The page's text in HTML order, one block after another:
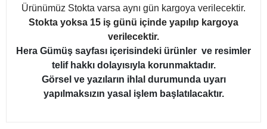
Ürünümüz Stokta varsa aynı gün kargoya verilecektir.
Stokta yoksa 15 iş günü içinde yapılıp kargoya
verilecektir.
Hera Gümüş sayfası içerisindeki ürünler ve resimler
telif hakkı dolayısıyla korunmaktadır.
Görsel ve yazıların ihlal durumunda uyarı
yapılmaksızın yasal işlem başlatılacaktır.